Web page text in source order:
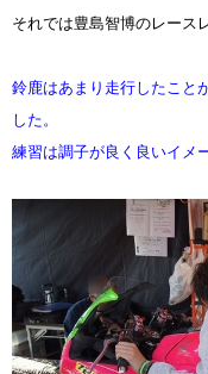
それでは豊島智博のレース
鈴鹿はあまり走行したこと
した。
練習は調子が良く良いイメ